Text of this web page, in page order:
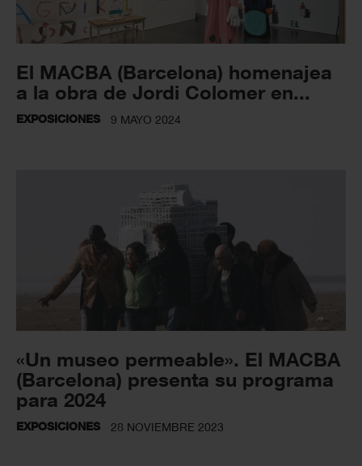
El MACBA (Barcelona) homenajea
a la obra de Jordi Colomer en...
EXPOSICIONES 9 MAYO 2024
«Un museo permeable». El MACBA
(Barcelona) presenta su programa
para 2024
EXPOSICIONES 28 NOVIEMBRE 2023